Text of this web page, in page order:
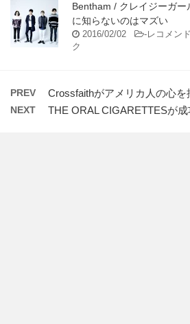
Bentham / クレイジーガ
に知らないのはマズい
2016/02/02 -レコメンド
ク
PREV Crossfaithがアメリカ人の心を
NEXT THE ORAL CIGARETTESが